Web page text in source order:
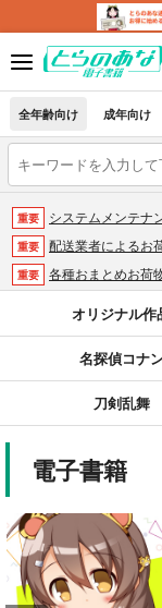
全年齢向け 成年向け
重要 システムメンテナン
重要 配送業者によるお
重要 各種おまとめお荷
おまとめサイクル「定
重要 「とらのあな×駿河屋日本橋乙女
【2025/12/1より】「通販
重要 ポイント付与・管
オリジナル作
名探偵コナ
刀剣乱舞
電子書籍